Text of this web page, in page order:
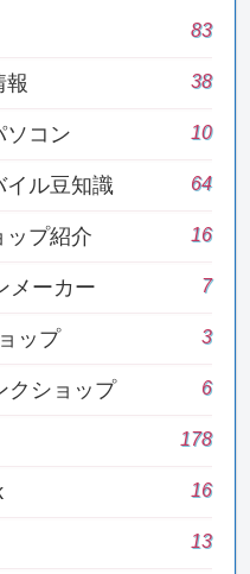
83
報 38
ソコン 10
イル豆知識 64
ップ紹介 16
メーカー 7
ップ 3
クショップ 6
178
16
13